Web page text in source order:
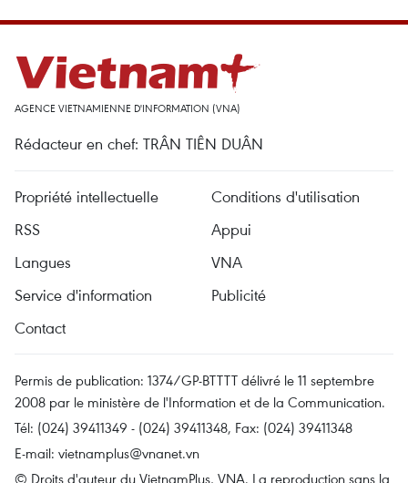
AGENCE VIETNAMIENNE D'INFORMATION (VNA)
Rédacteur en chef: TRÂN TIÊN DUÂN
Propriété intellectuelle
Conditions d'utilisation
RSS
Appui
Langues
VNA
Service d'information
Publicité
Contact
Permis de publication: 1374/GP-BTTTT délivré le 11 septembre
2008 par le ministère de l'Information et de la Communication.
Tél: (024) 39411349 - (024) 39411348, Fax: (024) 39411348
E-mail: vietnamplus@vnanet.vn
© Droits d'auteur du VietnamPlus, VNA. La reproduction sans la